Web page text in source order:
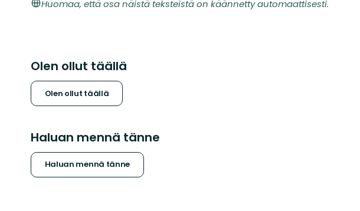
Huomaa, että osa näistä teksteistä on käännetty automaattisesti.
Olen ollut täällä
Olen ollut täällä
Haluan mennä tänne
Haluan mennä tänne